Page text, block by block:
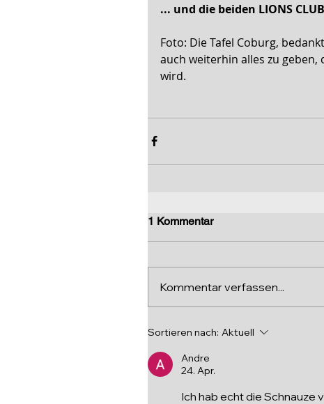
... und die beiden LIONS
Foto: Die Tafel Coburg,
auch weiterhin alles zu
wird.
1 Kommentar
Kommentar verfassen...
Sortieren nach: Aktuell
Andre
24. Apr.
Ich hab echt die Schnauze